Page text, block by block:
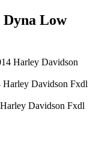
Dyna Low
Harley Davidson
Harley Davidson Fxdl
Davidson Fxdl